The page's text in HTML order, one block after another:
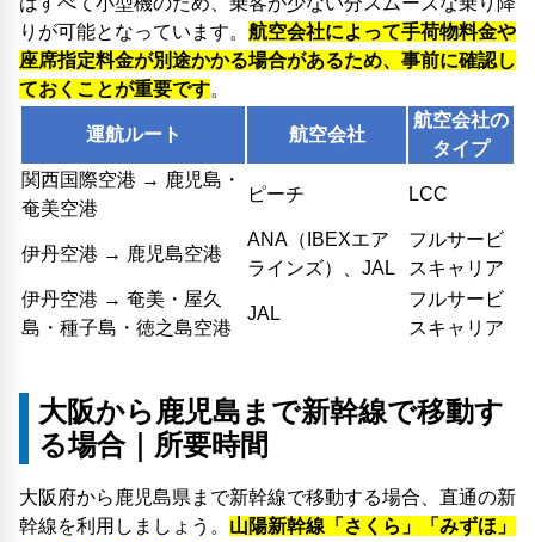
りが可能となっています。 航空会社によって手荷物料金や
座席指定料金が別途かかる場合があるため、事前に確認し
ておくことが重要です。
運航ルート 航空会社
航空会社の
タイプ
関西国際空港 → 鹿児島・
奄美空港
ピーチ LCC
伊丹空港 → 鹿児島空港
ANA（IBEXエア
ラインズ）、JAL
フルサービ
スキャリア
伊丹空港 → 奄美・屋久
島・種子島・徳之島空港
JAL
フルサービ
スキャリア
大阪から鹿児島まで新幹線で移動す
る場合｜所要時間
大阪府から鹿児島県まで新幹線で移動する場合、直通の新
幹線を利用しましょう。 山陽新幹線「さくら」「みずほ」